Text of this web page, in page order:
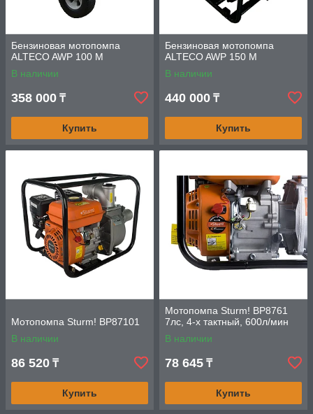
Бензиновая мотопомпа
ALTECO AWP 100 M
В наличии
358 000 ₸
Купить
Бензиновая мотопомпа
ALTECO AWP 150 M
В наличии
440 000 ₸
Купить
Мотопомпа Sturm! BP87101
В наличии
86 520 ₸
Купить
Мотопомпа Sturm! BP8761
7лс, 4-х тактный, 600л/мин
В наличии
78 645 ₸
Купить